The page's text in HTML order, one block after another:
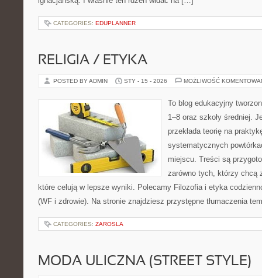
CATEGORIES: EDUPLANNER
RELIGIA / ETYKA
POSTED BY ADMIN STY - 15 - 2026 MOŻLIWOŚĆ
To blog edukacyjny
1–8 oraz szkoły średniej.
przekłada teorię na
systematycznych
miejscu. Treści są
zarówno tych, którzy chcą
które celują w lepsze wyniki. Polecamy Filozofia i etyka
(WF i zdrowie). Na stronie znajdziesz przystępne tłumaczenia
CATEGORIES: ZAROSLA
MODA ULICZNA (STREET STYLE)